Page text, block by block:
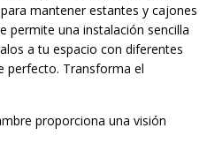
mantener estantes y cajones
permite una instalación sencilla
a tu espacio con diferentes
perfecto. Transforma el
proporciona una visión